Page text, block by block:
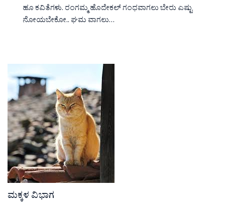
ಹೂ ಕವಿತೆಗಳು. ರಂಗಮ್ಮ ಹೊದೇಕಲ್ ಗಂಧವಾಗಲು ಬೇರು ಎಷ್ಟು
ನೋಯಬೇಕೋ.. ಘಮ ವಾಗಲು…
ಮಕ್ಕಳ ವಿಭಾಗ